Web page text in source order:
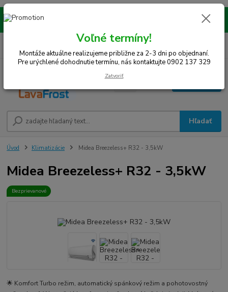
Montáže realizujeme na celom západe SR! Kraje TT, BA, NR, TN, vrátane
Hľadať
(Po-Pia, 8-15 hod.)
0 €
Úvod Klimatizácie Midea Breezeless+ R32 - 3,5kW
Midea Breezeless+ R32 - 3,5kW
Bezprievanové
🌟 Komfort Turbo režim, automatický spánkový režim a pohotovostný
Voľné termíny!
Montáže aktuálne realizujeme približne za 2-3 dni po objednaní.
Pre urýchlené dohodnutie termínu, nás kontaktujte 0902 137 329
Zatvoriť